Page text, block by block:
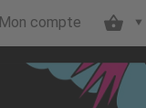
Mon compte